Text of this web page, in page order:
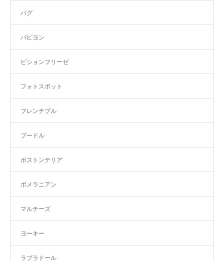
パグ
パピヨン
ビションフリーゼ
フォトスポット
フレンチブル
プードル
ボストンテリア
ポメラニアン
マルチーズ
ヨーキー
ラブラドール